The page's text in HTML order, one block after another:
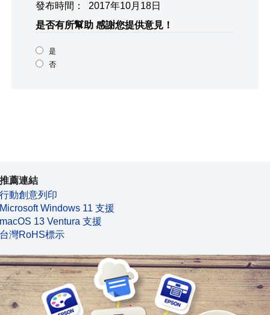
發布時間： 2017年10月18日
是否有所幫助 感謝您提供意見！
是
否
推薦連結
行動創意列印
Microsoft Windows 11 支援
macOS 13 Ventura 支援
台灣RoHS標示